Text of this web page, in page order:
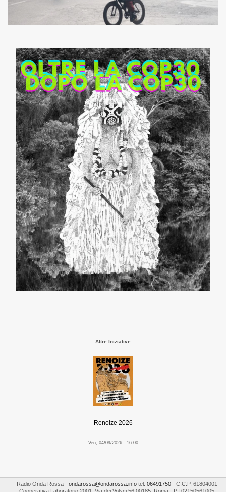
Altre Iniziative
Renoize 2026
Ven, 04/09/2026 - 16:00
Radio Onda Rossa- ondarossa@ondarossa.infotel. 06491750- C.C.P. 61804001
Cooperativa Laboratorio 2001
Via dei Volsci 56 00185 Roma - P.I 02150561005